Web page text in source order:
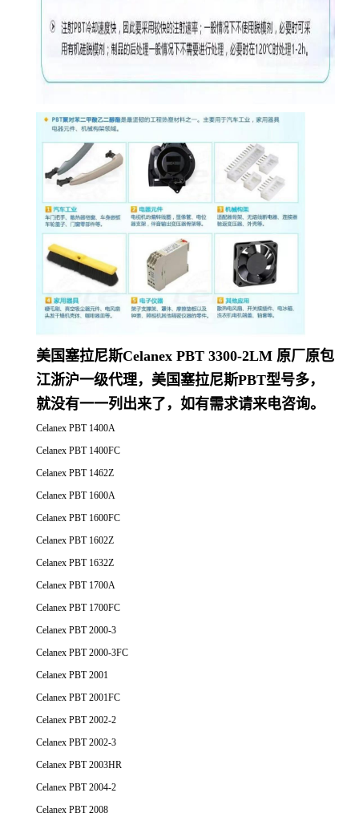
美国塞拉尼斯Celanex PBT 3300-2LM 原厂原包
江浙沪一级代理，美国塞拉尼斯PBT型号多，
就没有一一列出来了，如有需求请来电咨询。
Celanex PBT 1400A
Celanex PBT 1400FC
Celanex PBT 1462Z
Celanex PBT 1600A
Celanex PBT 1600FC
Celanex PBT 1602Z
Celanex PBT 1632Z
Celanex PBT 1700A
Celanex PBT 1700FC
Celanex PBT 2000-3
Celanex PBT 2000-3FC
Celanex PBT 2001
Celanex PBT 2001FC
Celanex PBT 2002-2
Celanex PBT 2002-3
Celanex PBT 2003HR
Celanex PBT 2004-2
Celanex PBT 2008